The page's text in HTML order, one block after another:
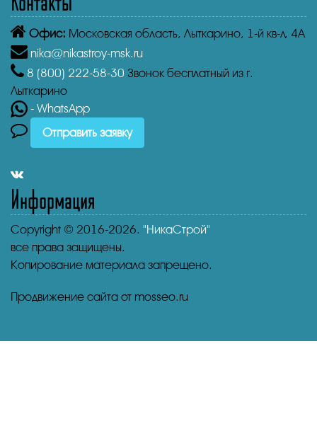
Офис: Московская область, Лыткарино, 1-й кв-л, 4А
nika@nikastroy-msk.ru
8 (800) 222-58-30 Звонок бесплатный из г.
Лыткарино
- WhatsApp
Отправить заявку
Информация
Copyright © 2016-2026. "НикаСтрой"
все права защищены.
Копирование материала запрещено.
Продвижение сайта от mosseo.ru